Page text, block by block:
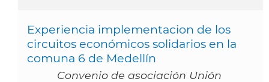
Experiencia implementacion de los
circuitos económicos solidarios en la
comuna 6 de Medellín
Convenio de asociación Unión